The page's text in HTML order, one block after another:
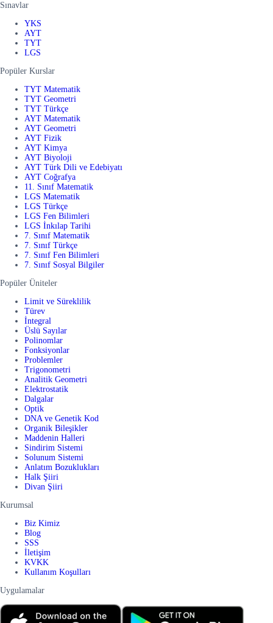
Sınavlar
YKS
AYT
TYT
LGS
Popüler Kurslar
TYT Matematik
TYT Geometri
TYT Türkçe
AYT Matematik
AYT Geometri
AYT Fizik
AYT Kimya
AYT Biyoloji
AYT Türk Dili ve Edebiyatı
AYT Coğrafya
11. Sınıf Matematik
LGS Matematik
LGS Türkçe
LGS Fen Bilimleri
LGS İnkılap Tarihi
7. Sınıf Matematik
7. Sınıf Türkçe
7. Sınıf Fen Bilimleri
7. Sınıf Sosyal Bilgiler
Popüler Üniteler
Limit ve Süreklilik
Türev
İntegral
Üslü Sayılar
Polinomlar
Fonksiyonlar
Problemler
Trigonometri
Analitik Geometri
Elektrostatik
Dalgalar
Optik
DNA ve Genetik Kod
Organik Bileşikler
Maddenin Halleri
Sindirim Sistemi
Solunum Sistemi
Anlatım Bozuklukları
Halk Şiiri
Divan Şiiri
Kurumsal
Biz Kimiz
Blog
SSS
İletişim
KVKK
Kullanım Koşulları
Uygulamalar